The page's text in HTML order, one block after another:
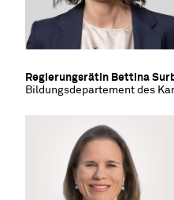
Regierungsrätin Bettina
Bildungsdepartement des